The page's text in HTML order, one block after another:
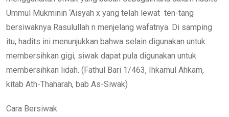
Ummul Mukminin ‘Aisyah x yang telah lewat ten-tang
bersiwaknya Rasulullah n menjelang wafatnya. Di samping
itu, hadits ini menunjukkan bahwa selain digunakan untuk
membersihkan gigi, siwak dapat pula digunakan untuk
membersihkan lidah. (Fathul Bari 1/463, Ihkamul Ahkam,
kitab Ath-Thaharah, bab As-Siwak)
Cara Bersiwak